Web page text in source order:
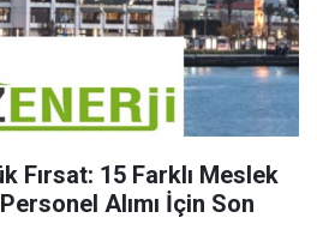
Fırsat: 15 Farklı Meslek
Alımı İçin Son